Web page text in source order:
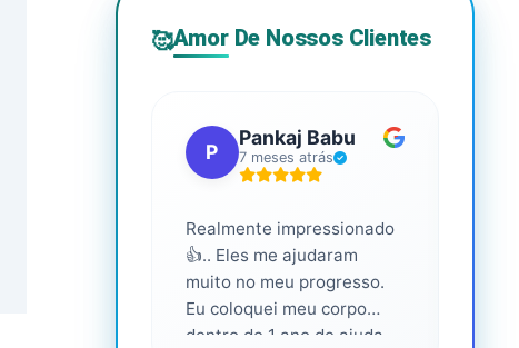
🥰Amor De Nossos Clientes
P
Pankaj Babu
7 meses atrás
Realmente impressionado
👍.. Eles me ajudaram
muito no meu progresso.
Eu coloquei meu corpo
dentro de 1 ano de ajuda